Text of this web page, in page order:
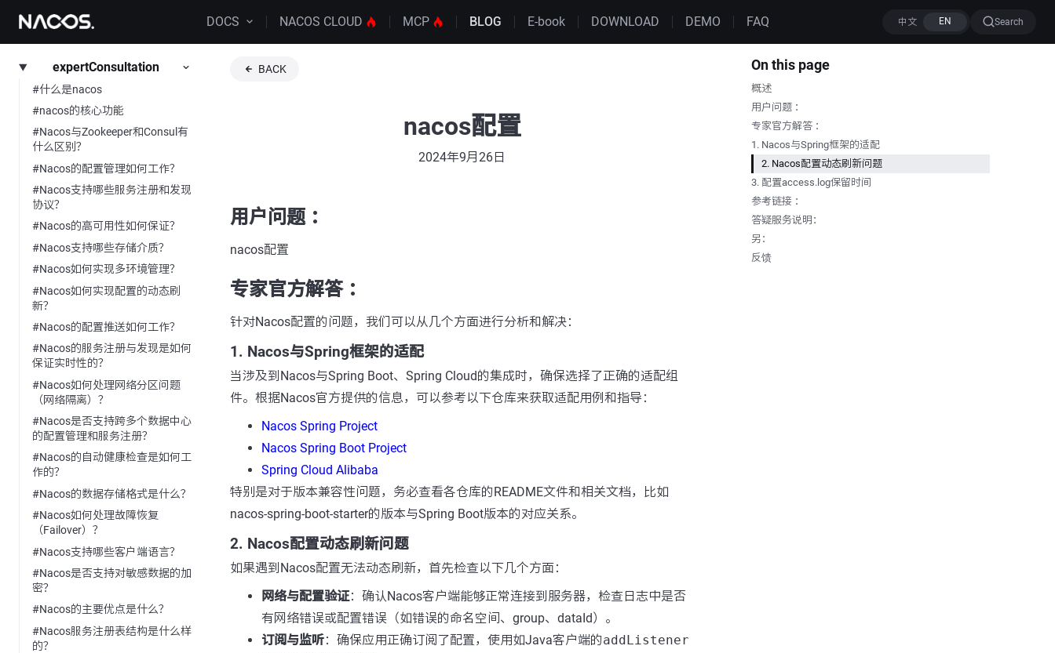
DOCS NACOS CLOUD MCP BLOG E-book DOWNLOAD DEMO FAQ Search
expertConsultation
#什么是nacos
#nacos的核心功能
#Nacos与Zookeeper和Consul有
什么区别？
#Nacos的配置管理如何工作？
#Nacos支持哪些服务注册和发现
协议？
#Nacos的高可用性如何保证？
#Nacos支持哪些存储介质？
#Nacos如何实现多环境管理？
#Nacos如何实现配置的动态刷
新？
#Nacos的配置推送如何工作？
#Nacos的服务注册与发现是如何
保证实时性的？
#Nacos如何处理网络分区问题
（网络隔离）？
#Nacos是否支持跨多个数据中心
的配置管理和服务注册？
#Nacos的自动健康检查是如何工
作的？
#Nacos的数据存储格式是什么？
#Nacos如何处理故障恢复
（Failover）？
#Nacos支持哪些客户端语言？
#Nacos是否支持对敏感数据的加
密？
#Nacos的主要优点是什么？
#Nacos服务注册表结构是什么样
的？
BACK
nacos配置
2024年9月26日
用户问题 ：
nacos配置
专家官方解答 ：
针对Nacos配置的问题，我们可以从几个方面进行分析和解决：
1. Nacos与Spring框架的适配
当涉及到Nacos与Spring Boot、Spring Cloud的集成时，确保选择了正确的适配组
件。根据Nacos官方提供的信息，可以参考以下仓库来获取适配用例和指导：
Nacos Spring Project
Nacos Spring Boot Project
Spring Cloud Alibaba
特别是对于版本兼容性问题，务必查看各仓库的README文件和相关文档，比如
nacos-spring-boot-starter的版本与Spring Boot版本的对应关系。
2. Nacos配置动态刷新问题
如果遇到Nacos配置无法动态刷新，首先检查以下几个方面：
网络与配置验证：确认Nacos客户端能够正常连接到服务器，检查日志中是否
有网络错误或配置错误（如错误的命名空间、group、dataId）。
订阅与监听：确保应用正确订阅了配置，使用如Java客户端的addListener
On this page
概述
用户问题 ：
专家官方解答 ：
1. Nacos与Spring框架的适配
2. Nacos配置动态刷新问题
3. 配置access.log保留时间
参考链接 ：
答疑服务说明：
另：
反馈